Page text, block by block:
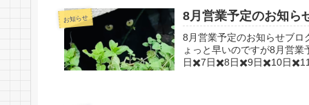
お知らせ 8月営業予定のお知ら
8月営業予定のお知らせブ
ょっと早いのですが8月営
日✖️7日✖️8日✖️9日✖️10日